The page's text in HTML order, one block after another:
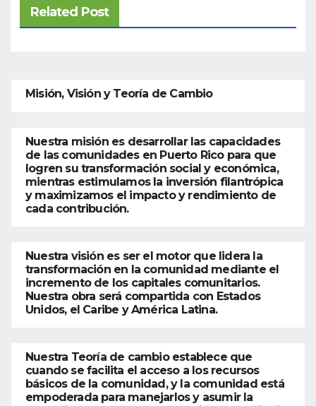
Related Post
Misión, Visión y Teoría de Cambio
Nuestra misión es desarrollar las capacidades
de las comunidades en Puerto Rico para que
logren su transformación social y económica,
mientras estimulamos la inversión filantrópica
y maximizamos el impacto y rendimiento de
cada contribución.
Nuestra visión es ser el motor que lidera la
transformación en la comunidad mediante el
incremento de los capitales comunitarios.
Nuestra obra será compartida con Estados
Unidos, el Caribe y América Latina.
Nuestra Teoría de cambio establece que
cuando se facilita el acceso a los recursos
básicos de la comunidad, y la comunidad está
empoderada para manejarlos y asumir la